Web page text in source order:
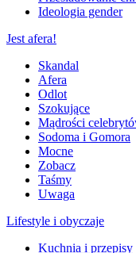
Ideologia gender
Jest afera!
Skandal
Afera
Odlot
Szokujące
Mądrości
Sodoma i Gomora
Mocne
Zobacz
Taśmy
Uwaga
Lifestyle i obyczaje
Kuchnia i przepisy